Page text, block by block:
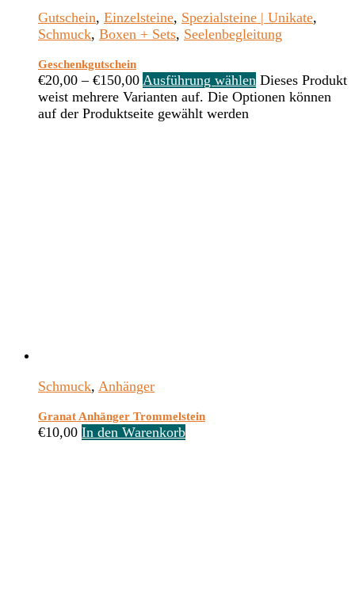
Gutschein, Einzelsteine, Spezialsteine | Unikate,
Schmuck, Boxen + Sets, Seelenbegleitung
Geschenkgutschein
€20,00 – €150,00 Ausführung wählen Dieses Produkt
weist mehrere Varianten auf. Die Optionen können
auf der Produktseite gewählt werden
Schmuck, Anhänger
Granat Anhänger Trommelstein
€10,00 In den Warenkorb